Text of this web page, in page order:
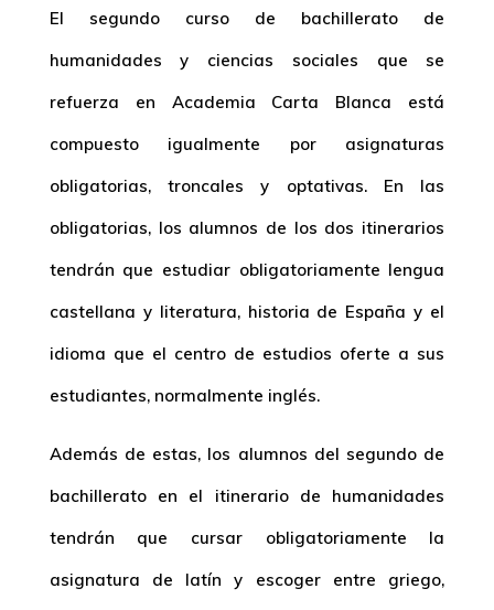
El segundo curso de bachillerato de
humanidades y ciencias sociales que se
refuerza en Academia Carta Blanca está
compuesto igualmente por asignaturas
obligatorias, troncales y optativas. En las
obligatorias, los alumnos de los dos itinerarios
tendrán que estudiar obligatoriamente lengua
castellana y literatura, historia de España y el
idioma que el centro de estudios oferte a sus
estudiantes, normalmente inglés.
Además de estas, los alumnos del segundo de
bachillerato en el itinerario de humanidades
tendrán que cursar obligatoriamente la
asignatura de latín y escoger entre griego,